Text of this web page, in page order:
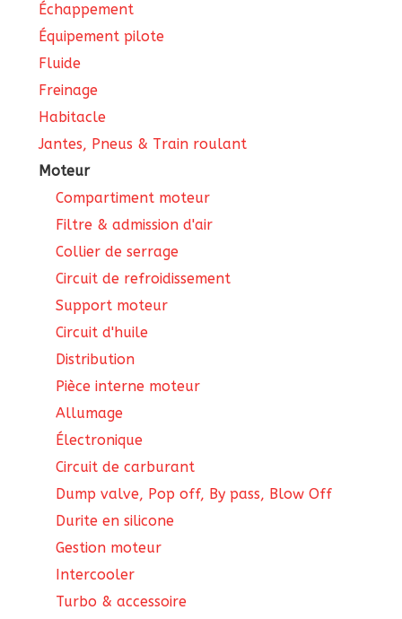
Échappement
Équipement pilote
Fluide
Freinage
Habitacle
Jantes, Pneus & Train roulant
Moteur
Compartiment moteur
Filtre & admission d'air
Collier de serrage
Circuit de refroidissement
Support moteur
Circuit d'huile
Distribution
Pièce interne moteur
Allumage
Électronique
Circuit de carburant
Dump valve, Pop off, By pass, Blow Off
Durite en silicone
Gestion moteur
Intercooler
Turbo & accessoire